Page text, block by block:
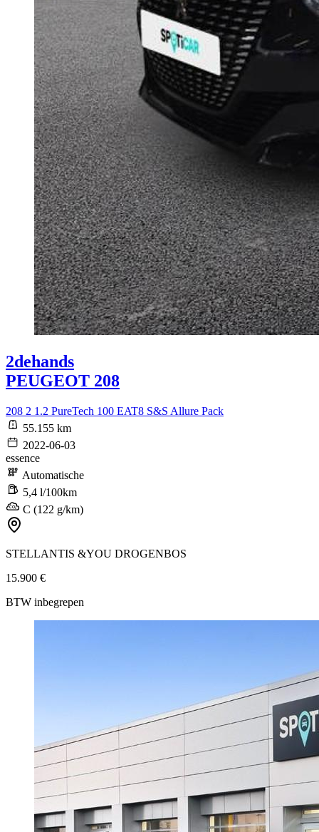
2dehands
PEUGEOT 208
208 2 1.2 PureTech 100 EAT8 S&S Allure Pack
55.155 km
2022-06-03
essence
Automatische
5,4 l/100km
C (122 g/km)
STELLANTIS &YOU DROGENBOS
15.900 €
BTW inbegrepen